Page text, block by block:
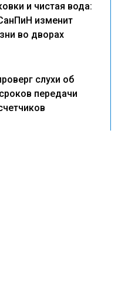
и чистая вода:
изменит
во дворах
слухи об
передачи